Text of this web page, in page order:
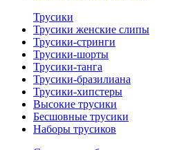
Трусики
Трусики женские слипы
Трусики-стринги
Трусики-шорты
Трусики-танга
Трусики-бразилиана
Трусики-хипстеры
Высокие трусики
Бесшовные трусики
Наборы трусиков